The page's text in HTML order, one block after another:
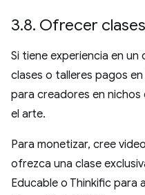
3.8. Ofrecer
Si tiene experiencia en
clases o talleres pagos
para creadores en
el arte.
Para monetizar, cree
ofrezca una clase
Educable o Thinkific para